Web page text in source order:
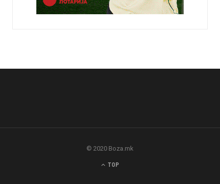
© 2020 Boza.mk
TOP